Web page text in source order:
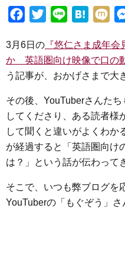
c
e
b
o
o
k
i
t
t
e
r
n
e
H
t
e
n
a
M
x
i
3月6日の 『悠仁さま成年
か 英語圏向け映像で口の
う記事が、おかげさまで大
その後、YouTuberさんた
してくださり、ある読者様
して聞くと違いがよくわか
が経過すると「英語圏向け
は？」という話が伝わって
そこで、いつも弊ブログを
YouTuberの「もぐぞう」さ